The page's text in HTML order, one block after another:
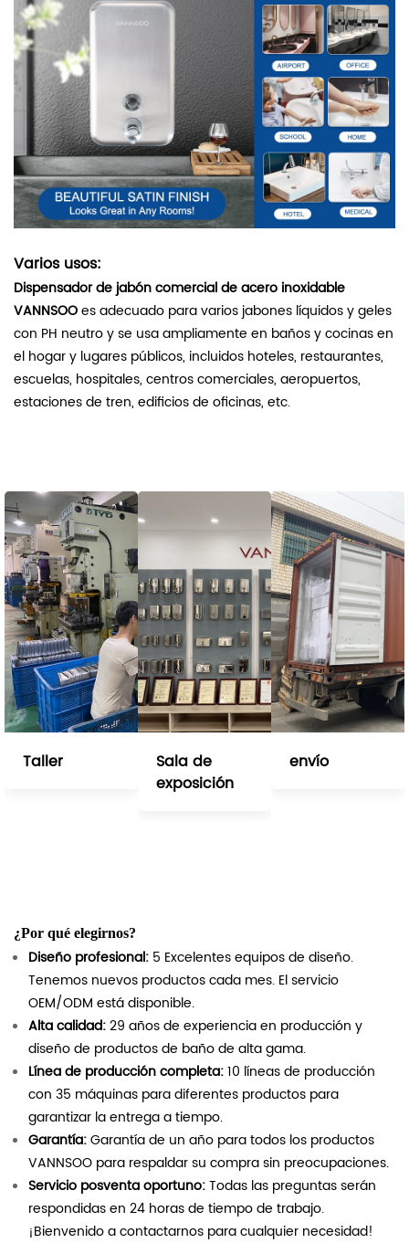
Varios usos:
Dispensador de jabón comercial de acero inoxidable
VANNSOOes adecuado para varios jabones líquidos y geles
con PH neutro y se usa ampliamente en baños y cocinas en
el hogar y lugares públicos, incluidos hoteles, restaurantes,
escuelas, hospitales, centros comerciales, aeropuertos,
estaciones de tren, edificios de oficinas, etc.
Taller
Sala de
exposición
envío
¿Por qué elegirnos?
Diseño profesional: 5 Excelentes equipos de diseño.
Tenemos nuevos productos cada mes. El servicio
OEM/ODM está disponible.
Alta calidad:29 años de experiencia en producción y
diseño de productos de baño de alta gama.
Línea de producción completa:10 líneas de producción
con 35 máquinas para diferentes productos para
garantizar la entrega a tiempo.
Garantía:Garantía de un año para todos los productos
VANNSOO para respaldar su compra sin preocupaciones.
Servicio posventa oportuno:Todas las preguntas serán
respondidas en 24 horas de tiempo de trabajo.
¡Bienvenido a contactarnos para cualquier necesidad!